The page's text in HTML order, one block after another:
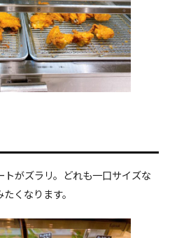
がズラリ。どれも一口サイズな
くなります。